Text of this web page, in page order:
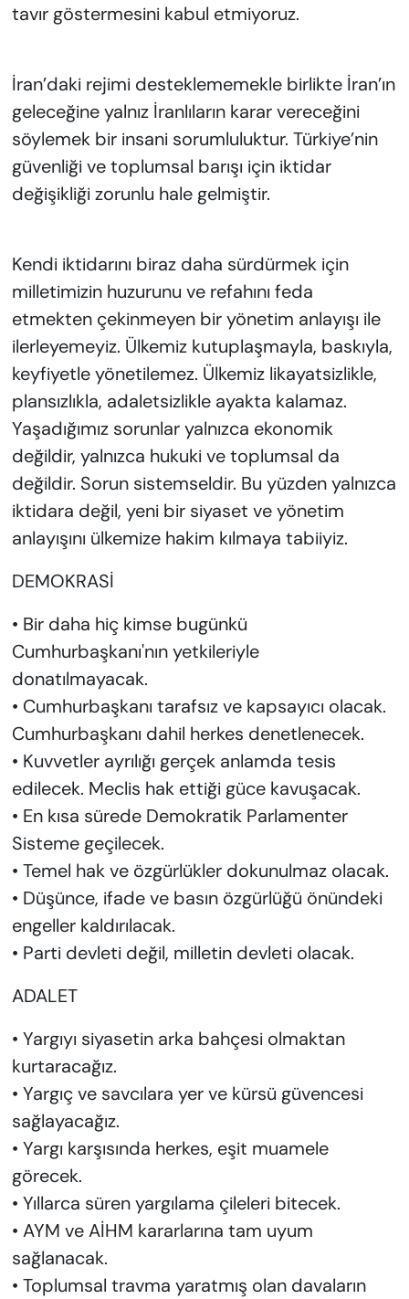
tavır göstermesini kabul etmiyoruz.
İran’daki rejimi desteklememekle birlikte İran’ın
geleceğine yalnız İranlıların karar vereceğini
söylemek bir insani sorumluluktur. Türkiye’nin
güvenliği ve toplumsal barışı için iktidar
değişikliği zorunlu hale gelmiştir.
Kendi iktidarını biraz daha sürdürmek için
milletimizin huzurunu ve refahını feda
etmekten çekinmeyen bir yönetim anlayışı ile
ilerleyemeyiz. Ülkemiz kutuplaşmayla, baskıyla,
keyfiyetle yönetilemez. Ülkemiz likayatsizlikle,
plansızlıkla, adaletsizlikle ayakta kalamaz.
Yaşadığımız sorunlar yalnızca ekonomik
değildir, yalnızca hukuki ve toplumsal da
değildir. Sorun sistemseldir. Bu yüzden yalnızca
iktidara değil, yeni bir siyaset ve yönetim
anlayışını ülkemize hakim kılmaya tabiiyiz.
DEMOKRASİ
• Bir daha hiç kimse bugünkü
Cumhurbaşkanı'nın yetkileriyle
donatılmayacak.
• Cumhurbaşkanı tarafsız ve kapsayıcı olacak.
Cumhurbaşkanı dahil herkes denetlenecek.
• Kuvvetler ayrılığı gerçek anlamda tesis
edilecek. Meclis hak ettiği güce kavuşacak.
• En kısa sürede Demokratik Parlamenter
Sisteme geçilecek.
• Temel hak ve özgürlükler dokunulmaz olacak.
• Düşünce, ifade ve basın özgürlüğü önündeki
engeller kaldırılacak.
• Parti devleti değil, milletin devleti olacak.
ADALET
• Yargıyı siyasetin arka bahçesi olmaktan
kurtaracağız.
• Yargıç ve savcılara yer ve kürsü güvencesi
sağlayacağız.
• Yargı karşısında herkes, eşit muamele
görecek.
• Yıllarca süren yargılama çileleri bitecek.
• AYM ve AİHM kararlarına tam uyum
sağlanacak.
• Toplumsal travma yaratmış olan davaların